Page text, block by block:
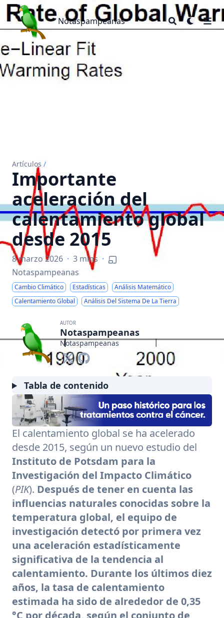
Notaspampeanas
Notaspampeanas
Artículos /
Importante
aceleración del
calentamiento global
desde 2015
8 marzo 2026 · 3 mins ·
Notaspampeanas
Cambio Climático Estadísticas
Análisis Matemático
Calentamiento Global
Análisis Del Sistema De La Tierra
AUTOR
Notaspampeanas
Notaspampeanas
Tabla de contenido
El calentamiento global se ha acelerado
desde 2015, según un nuevo estudio del
Instituto de Potsdam para la
Investigación del Impacto Climático
(PIK). Después de tener en cuenta las
influencias naturales conocidas sobre la
temperatura global, el equipo de
investigación detectó por primera vez
una aceleración estadísticamente
significativa de la tendencia al
calentamiento. Durante los últimos diez
años, la tasa de calentamiento
estimada ha sido de alrededor de 0,35